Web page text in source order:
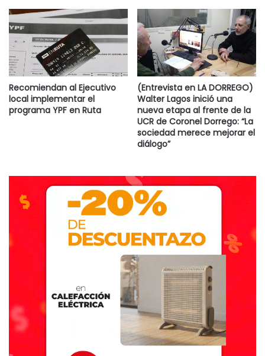
Recomiendan al Ejecutivo
local implementar el
programa YPF en Ruta
(Entrevista en LA DORREGO)
Walter Lagos inició una
nueva etapa al frente de la
UCR de Coronel Dorrego: “La
sociedad merece mejorar el
diálogo”